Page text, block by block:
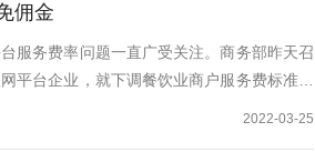
佣金
服务费率问题一直广受关注。商务部昨天召
平台企业，就下调餐饮业商户服务费标准等
2022-03-25